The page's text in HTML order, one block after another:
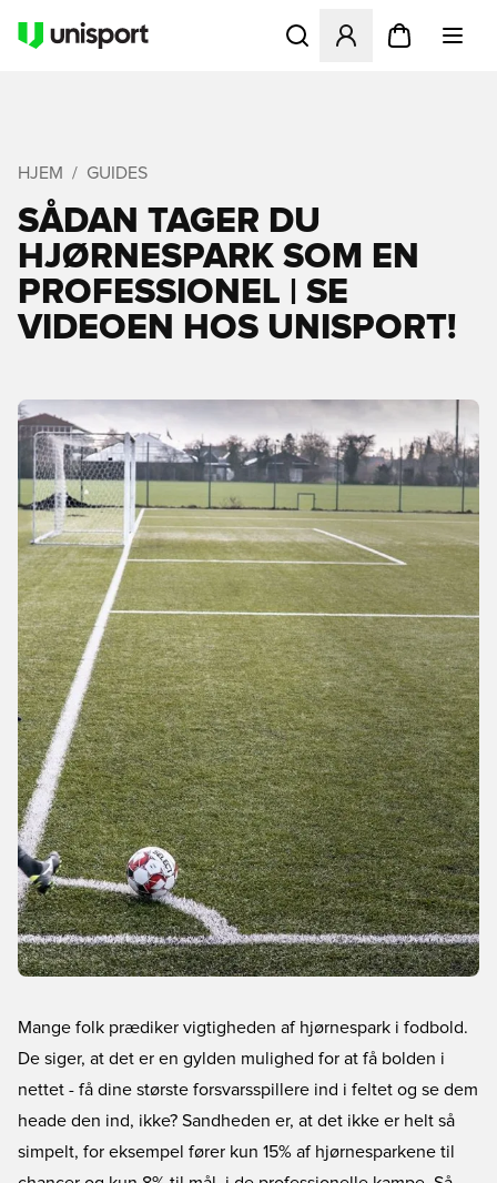
Åbner en Modal til at
HJEM GUIDES
SÅDAN TAGER DU
HJØRNESPARK SOM EN
PROFESSIONEL | SE
VIDEOEN HOS UNISPORT!
Mange folk prædiker vigtigheden af hjørnespark i fodbold.
De siger, at det er en gylden mulighed for at få bolden i
nettet - få dine største forsvarsspillere ind i feltet og se dem
heade den ind, ikke? Sandheden er, at det ikke er helt så
simpelt, for eksempel fører kun 15% af hjørnesparkene til